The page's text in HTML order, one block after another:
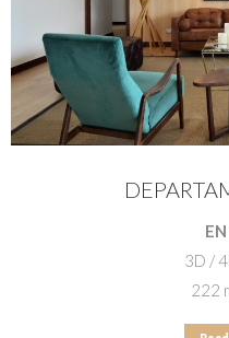
3D /
222